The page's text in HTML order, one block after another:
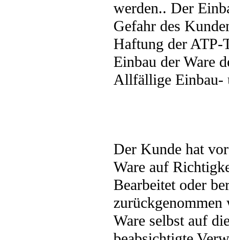
werden.. Der
Gefahr des
Haftung der ATP-
Einbau der Ware
Allfällige Einbau-
Der Kunde hat
Ware auf
Bearbeitet oder
Ware selbst auf